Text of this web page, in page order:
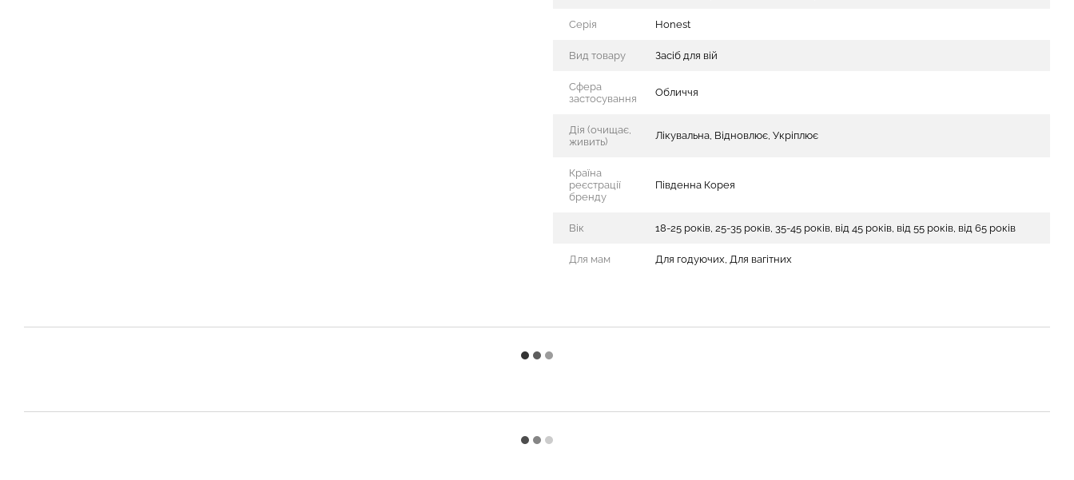
Серія Honest
Вид товару Засіб для вій
Сфера
застосування
Обличчя
Дія (очищає,
живить)
Лікувальна, Відновлює, Укріплює
Країна
реєстрації
бренду
Південна Корея
Вік 18-25 років, 25-35 років, 35-45 років, від 45 років, від 55 років, від 65 років
Для мам Для годуючих, Для вагітних